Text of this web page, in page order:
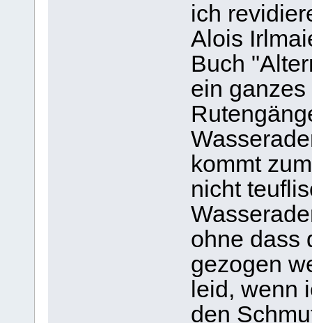
ich
Alois
Buch
ein
kommt
nicht
ohne dass
gezogen
leid, wenn
den